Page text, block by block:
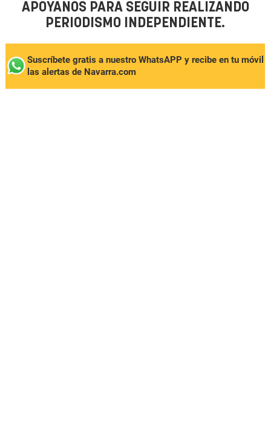
APÓYANOS PARA SEGUIR REALIZANDO
PERIODISMO INDEPENDIENTE.
Suscríbete gratis a nuestro WhatsAPP y recibe en tu móvil
las alertas de Navarra.com